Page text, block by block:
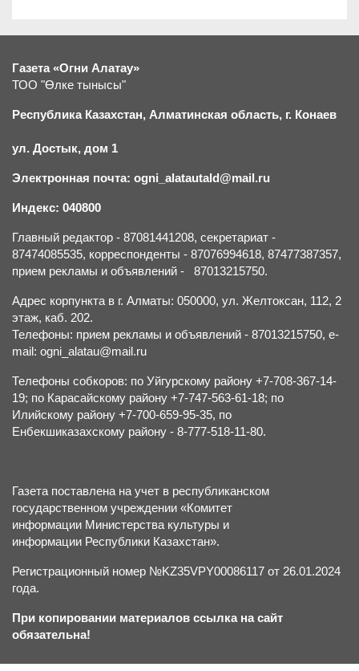
Газета «Огни Алатау»
ТОО "Өлке тынысы"
Республика Казахстан, Алматинская область, г. Конаев
ул. Достык, дом 1
Электронная почта: ogni_alatautald@mail.ru
Индекс: 040800
Главный редактор - 87081441208, секретариат -
87474085535, корреспонденты - 87076994618, 87477387357,
прием рекламы и объявлений - 87013215750.
Адрес корпункта в г. Алматы: 050000, ул. Желтоксан, 112, 2
этаж, каб. 202.
Телефоны: прием рекламы и объявлений - 87013215750, e-
mail: ogni_alatau@mail.ru
Телефоны собкоров: по Уйгурскому району +7-708-367-14-
19; по Карасайскому району +7-747-563-61-18; по
Илийскому району +7-700-659-95-35, по
Енбекшиказахскому району - 8-777-518-11-80.
Газета поставлена на учет в республиканском
государственном учреждении «Комитет
информации Министерства культуры и
информации Республики Казахстан».
Регистрационный номер №KZ35VPY00086117 от 26.01.2024
года.
При копировании материалов ссылка на сайт
обязательна!